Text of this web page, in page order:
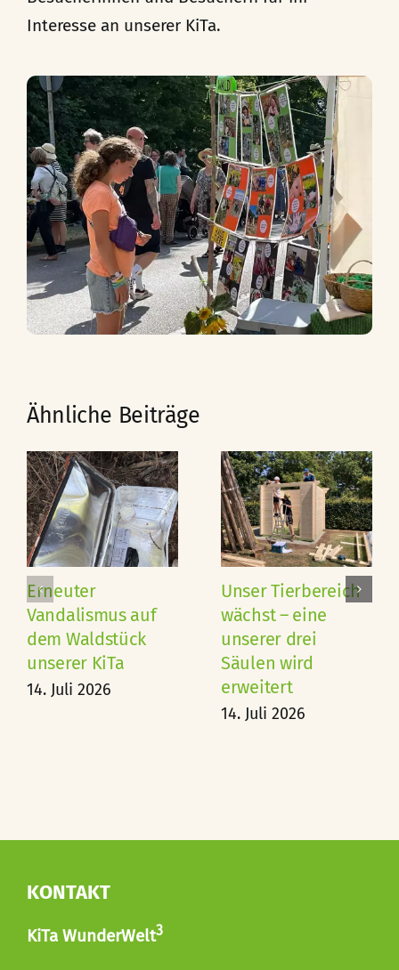
Interesse an unserer KiTa.
Ähnliche Beiträge
Erneuter
Vandalismus auf
dem Waldstück
unserer KiTa
14. Juli 2026
Unser Tierbereich
wächst – eine
unserer drei
Säulen wird
erweitert
14. Juli 2026
KONTAKT
KiTa WunderWelt3